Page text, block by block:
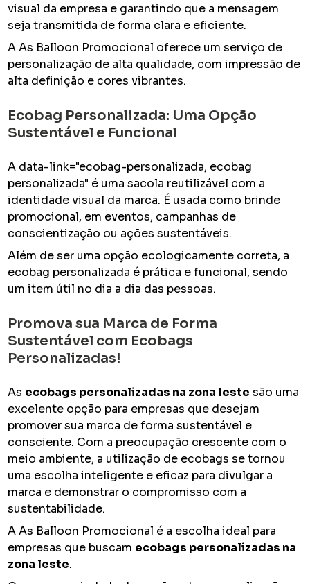
visual da empresa e garantindo que a mensagem
seja transmitida de forma clara e eficiente.
A As Balloon Promocional oferece um serviço de
personalização de alta qualidade, com impressão de
alta definição e cores vibrantes.
Ecobag Personalizada: Uma Opção
Sustentável e Funcional
A data-link="ecobag-personalizada, ecobag
personalizada" é uma sacola reutilizável com a
identidade visual da marca. É usada como brinde
promocional, em eventos, campanhas de
conscientização ou ações sustentáveis.
Além de ser uma opção ecologicamente correta, a
ecobag personalizada é prática e funcional, sendo
um item útil no dia a dia das pessoas.
Promova sua Marca de Forma
Sustentável com Ecobags
Personalizadas!
As ecobags personalizadas na zona leste são uma
excelente opção para empresas que desejam
promover sua marca de forma sustentável e
consciente. Com a preocupação crescente com o
meio ambiente, a utilização de ecobags se tornou
uma escolha inteligente e eficaz para divulgar a
marca e demonstrar o compromisso com a
sustentabilidade.
A As Balloon Promocional é a escolha ideal para
empresas que buscam ecobags personalizadas na
zona leste.